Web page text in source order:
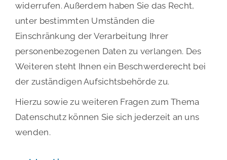
widerrufen. Außerdem haben Sie das Recht,
unter bestimmten Umständen die
Einschränkung der Verarbeitung Ihrer
personenbezogenen Daten zu verlangen. Des
Weiteren steht Ihnen ein Beschwerderecht bei
der zuständigen Aufsichtsbehörde zu.
Hierzu sowie zu weiteren Fragen zum Thema
Datenschutz können Sie sich jederzeit an uns
wenden.